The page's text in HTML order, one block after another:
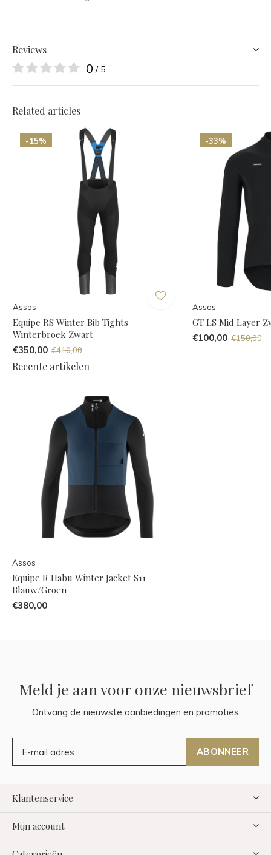
Reviews
0 / 5
Related articles
-15%
Assos
Equipe RS Winter Bib Tights
Winterbroek Zwart
€350,00 €410,00
-33%
Assos
GT LS Mid Layer
€100,00 €150,00
Recente artikelen
Assos
Equipe R Habu Winter Jacket S11
Blauw/Groen
€380,00
Meld je aan voor onze nieuwsbrief
Ontvang de nieuwste aanbiedingen en promoties
ABONNEER
Klantenservice
Mijn account